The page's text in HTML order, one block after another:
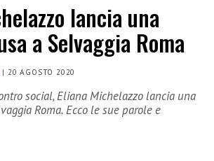
lancia una
a Selvaggia Roma
|20 AGOSTO 2020
social, Eliana Michelazzo lancia una
Roma. Ecco le sue parole e